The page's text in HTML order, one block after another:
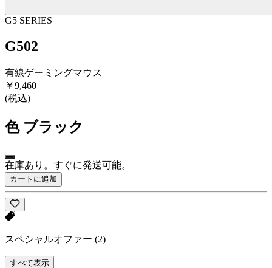
G5 SERIES
G502
有線ゲーミングマウス
￥9,460
(税込)
色 ブラック
在庫あり。すぐに発送可能。
カートに追加
スペシャルオファー (2)
すべて表示